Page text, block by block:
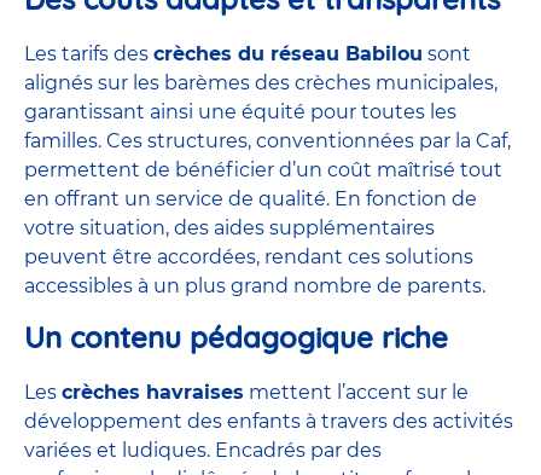
Les tarifs des crèches du réseau Babilou sont
alignés sur les barèmes des crèches municipales,
garantissant ainsi une équité pour toutes les
familles. Ces structures, conventionnées par la Caf,
permettent de bénéficier d’un coût maîtrisé tout
en offrant un service de qualité. En fonction de
votre situation, des aides supplémentaires
peuvent être accordées, rendant ces solutions
accessibles à un plus grand nombre de parents.
Un contenu pédagogique riche
Les crèches havraises mettent l’accent sur le
développement des enfants à travers des activités
variées et ludiques. Encadrés par des